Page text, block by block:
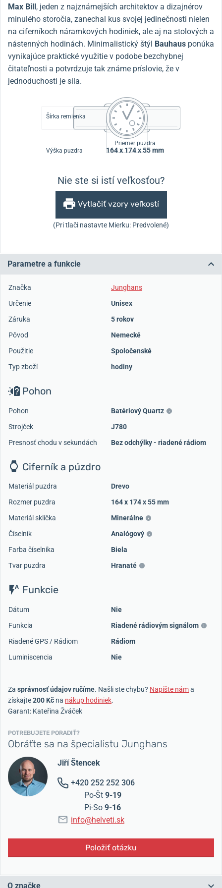
Max Bill, jeden z najznámejších architektov a dizajnérov
minulého storočia, zanechal kus svojej jedinečnosti nielen
na ciferníkoch náramkových hodiniek, ale aj na stolových a
nástenných hodinách. Minimalistický štýl Bauhaus ponúka
vynikajúce praktické využitie v podobe bezchybnej
čitateľnosti a potvrdzuje tak známe príslovie, že v
jednoduchosti je sila.
Šírka remienka
Výška puzdra
Priemer puzdra
164 x 174 x 55 mm
Nie ste si istí veľkosťou?
Vytlačiť vzory veľkostí
(Pri tlači nastavte Mierku: Predvolené)
Parametre a funkcie
Značka
Junghans
Určenie
Unisex
Záruka
5 rokov
Pôvod
Nemecké
Použitie
Spoločenské
Typ zboží
hodiny
Pohon
Pohon
Batériový Quartz
Strojček
J780
Presnosť chodu v sekundách
Bez odchýlky - riadené rádiom
Ciferník a púzdro
Materiál puzdra
Drevo
Rozmer puzdra
164 x 174 x 55 mm
Materiál sklíčka
Minerálne
Číselník
Analógový
Farba číselníka
Biela
Tvar puzdra
Hranaté
Funkcie
Dátum
Nie
Funkcia
Riadené rádiovým signálom
Riadené GPS / Rádiom
Rádiom
Luminiscencia
Nie
Za správnosť údajov ručíme. Našli ste chybu? Napíšte náma
získajte200 Kč na nákup hodiniek.
Garant: Kateřina Žváček
POTREBUJETE PORADIŤ?
Obráťte sa na špecialistu Junghans
Jiří Štencek
+420 252 252 306
Po-Št 9-19
Pi-So 9-16
info@helveti.sk
Položiť otázku
O značke